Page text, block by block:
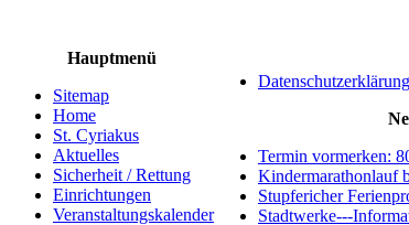
Hauptmenü
Sitemap
Home
St. Cyriakus
Aktuelles
Sicherheit / Rettung
Einrichtungen
Veranstaltungskalender
Datenschutzerklärung
Termin vormerken:
Kindermarathonlauf
Stupfericher
Stadtwerke---